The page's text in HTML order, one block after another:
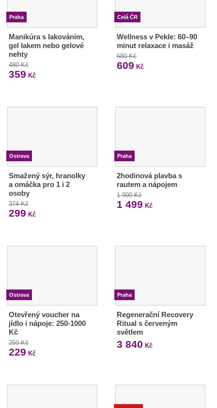
Praha
Manikúra s lakováním,
gel lakem nebo gelové
nehty
480 Kč
359 Kč
Celá ČR
Wellness v Pekle: 60–90
minut relaxace i masáž
680 Kč
609 Kč
Ostrava
Smažený sýr, hranolky
a omáčka pro 1 i 2
osoby
374 Kč
299 Kč
Praha
2hodinová plavba s
rautem a nápojem
1 900 Kč
1 499 Kč
Ostrava
Otevřený voucher na
jídlo i nápoje: 250-1000
Kč
250 Kč
229 Kč
Praha
Regenerační Recovery
Ritual s červeným
světlem
3 840 Kč